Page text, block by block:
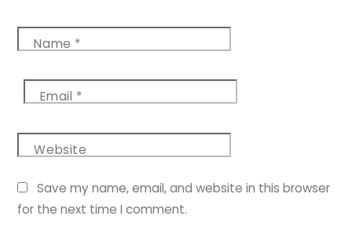
Name *
Email *
Website
Save my name, email, and website in this browser
for the next time I comment.